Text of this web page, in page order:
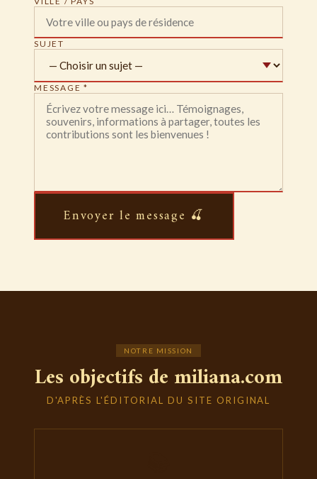
SUJET
MESSAGE *
Envoyer le message 🍒
NOTRE MISSION
Les objectifs de miliana.com
D'APRÈS L'ÉDITORIAL DU SITE ORIGINAL